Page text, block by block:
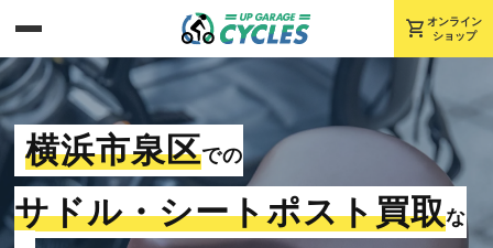
shopping_cart オンライン
ショップ
横浜市泉区での
サドル・シートポスト買取な